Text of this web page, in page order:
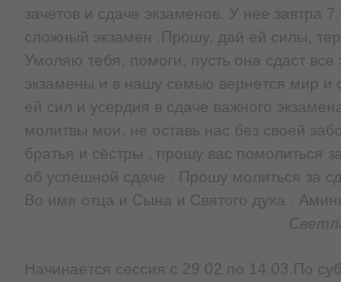
зачетов и сдаче экзаменов. У нее завтра
сложный экзамен .Прошу, дай ей силы,
Умоляю тебя, помоги, пусть она сдаст все
экзамены и в нашу семью вернется мир и
ей сил и усердия в сдаче важного
молитвы мои, не оставь нас без своей
братья и сёстры , прошу вас помолиться
об успешной сдаче . Прошу молиться за
Во имя отца и Сына и Святого духа .
Начинается сессия с 29.02 по 14.03.По